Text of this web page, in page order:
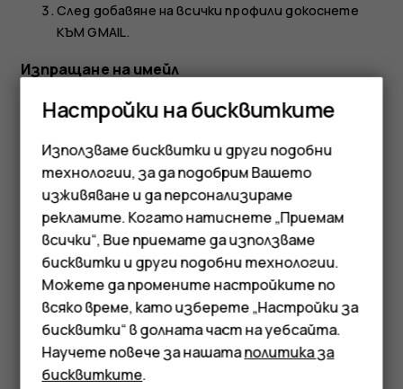
Смартфони
Мобилни телефони
Аксесоари
Таблети
След добавяне на всички профили докоснете
КЪМ GMAIL.
Изпращане на имейл
ДокоснетеGmail .
В полето
въведете адрес или докоснете
> Добавяне от контактите
Въведете темата и текста на писмото.
Докоснетеsend.
Полезен ли беше този отговор?
Настройки на бисквитките
Използваме бисквитки и други подобни
технологии, за да подобрим Вашето
изживяване и да персонализираме
рекламите. Когато натиснете „Приемам
всички“, Вие приемате да използваме
бисквитки и други подобни технологии.
Можете да промените настройките по
всяко време, като изберете „Настройки за
бисквитки“ в долната част на уебсайта.
Научете повече за нашатаполитика за
бисквитките.